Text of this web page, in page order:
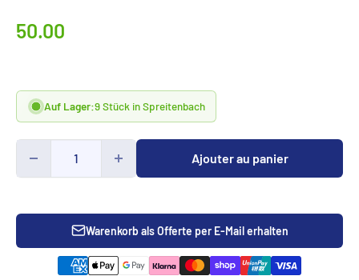
Prix
50.00
Auf Lager:9 Stück in Spreitenbach
Ajouter au panier
Warenkorb als Offerte per E-Mail erhalten